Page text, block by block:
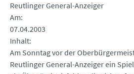
Reutlinger General-Anzeiger
Am
07.04.2003
Inhalt
Am Sonntag vor der
Reutlinger General-Anzeiger ein